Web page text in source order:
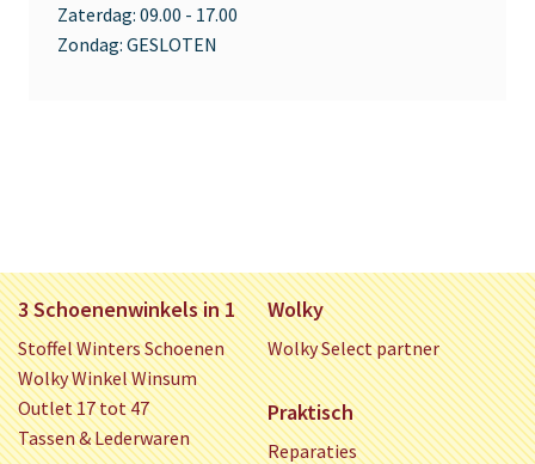
Zaterdag: 09.00 - 17.00
Zondag: GESLOTEN
3 Schoenenwinkels in 1
Stoffel Winters Schoenen
Wolky Winkel Winsum
Outlet 17 tot 47
Tassen & Lederwaren
Wolky
Wolky Select partner
Praktisch
Reparaties